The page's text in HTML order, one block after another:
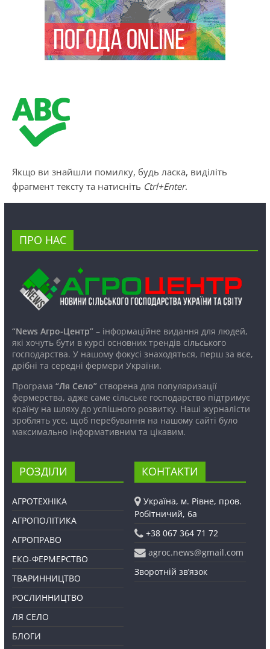
Якщо ви знайшли помилку, будь ласка, виділіть
фрагмент тексту та натисніть Ctrl+Enter.
ПРО НАС
“News Агро-Центр”– інформаційне видання для людей,
які хочуть бути в курсі основних трендів сільського
господарства. У нашому фокусі знаходяться, перш за все,
дрібні та середні фермери України.
Програма “Ля Село”створена для популяризації
фермерства, адже саме сільське господарство підтримує
країну на шляху до успішного розвитку. Наші журналісти
зроблять усе, щоб перебування на нашому сайті було
максимально інформативним та цікавим.
РОЗДІЛИ
АГРОТЕХНІКА
АГРОПОЛІТИКА
АГРОПРАВО
ЕКО-ФЕРМЕРСТВО
ТВАРИННИЦТВО
РОСЛИННИЦТВО
ЛЯ СЕЛО
БЛОГИ
КОНТАКТИ
Україна, м. Рівне, пров.
Робітничий, 6а
+38 067 364 71 72
agroc.news@gmail.com
Зворотній зв’язок